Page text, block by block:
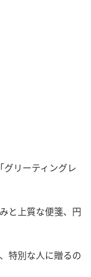
グリーティングレ
と上質な便箋、円
特別な人に贈るの